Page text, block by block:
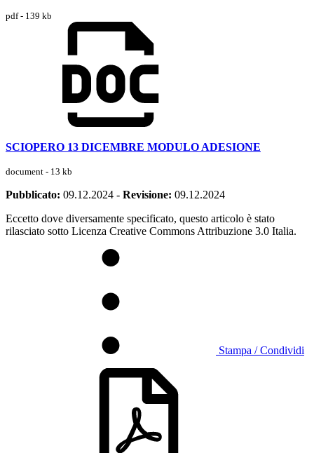
pdf - 139 kb
SCIOPERO 13 DICEMBRE MODULO ADESIONE
document - 13 kb
Pubblicato: 09.12.2024 - Revisione: 09.12.2024
Eccetto dove diversamente specificato, questo articolo è stato
rilasciato sotto Licenza Creative Commons Attribuzione 3.0 Italia.
Stampa / Condividi